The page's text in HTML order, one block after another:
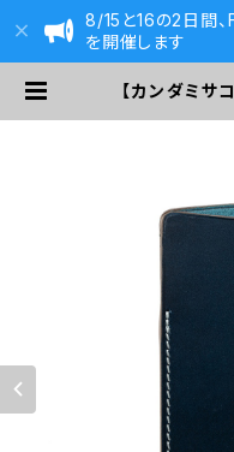
8/15と16の2日間
を開催します
【カンダミサ